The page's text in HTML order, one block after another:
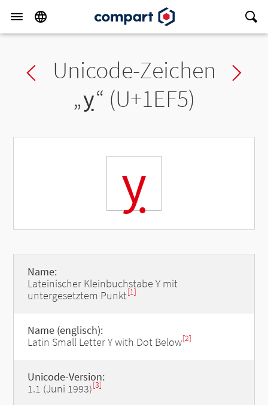
Previous char
Unicode-Zeichen
„ỵ“ (U+1EF5)
ỵ
Name:
Lateinischer Kleinbuchstabe Y mit
untergesetztem Punkt[1]
Name (englisch):
Latin Small Letter Y with Dot Below[2]
Unicode-Version:
1.1 (Juni 1993)[3]